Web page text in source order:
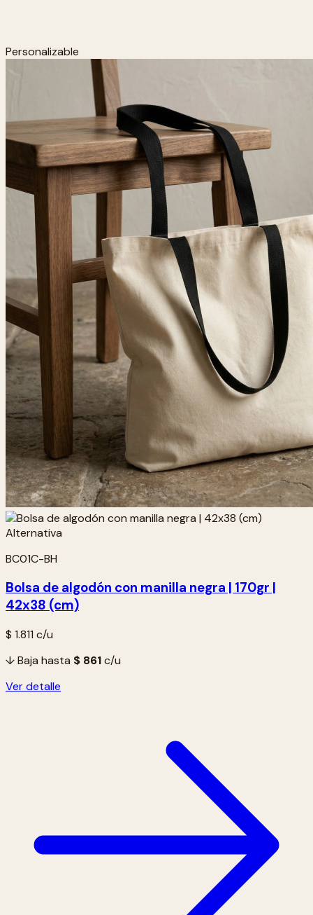
Personalizable
BC01C-BH
Bolsa de algodón con manilla negra | 170gr |
42x38 (cm)
$ 1.811 c/u
↓ Baja hasta $ 861c/u
Ver detalle